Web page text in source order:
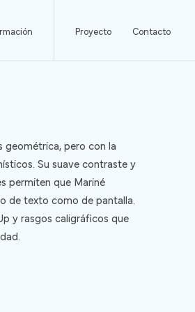
Proyecto Contacto
geométrica, pero con la
Su suave contraste y
permiten que Mariné
de texto como de pantalla.
y rasgos caligráficos que